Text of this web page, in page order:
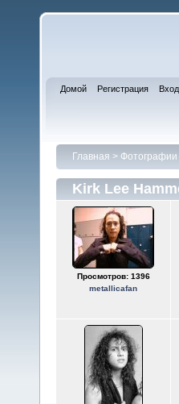
Домой Регистрация Вход
Главная > Фотографии
Kirk Lee
Просмотров: 1396
metallicafan